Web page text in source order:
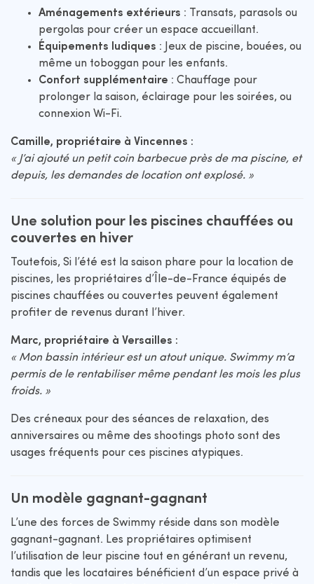
Aménagements extérieurs : Transats, parasols ou
pergolas pour créer un espace accueillant.
Équipements ludiques : Jeux de piscine, bouées, ou
même un toboggan pour les enfants.
Confort supplémentaire : Chauffage pour
prolonger la saison, éclairage pour les soirées, ou
connexion Wi-Fi.
Camille, propriétaire à Vincennes :
« J’ai ajouté un petit coin barbecue près de ma piscine, et
depuis, les demandes de location ont explosé. »
Une solution pour les piscines chauffées ou
couvertes en hiver
Toutefois, Si l’été est la saison phare pour la location de
piscines, les propriétaires d’Île-de-France équipés de
piscines chauffées ou couvertes peuvent également
profiter de revenus durant l’hiver.
Marc, propriétaire à Versailles :
« Mon bassin intérieur est un atout unique. Swimmy m’a
permis de le rentabiliser même pendant les mois les plus
froids. »
Des créneaux pour des séances de relaxation, des
anniversaires ou même des shootings photo sont des
usages fréquents pour ces piscines atypiques.
Un modèle gagnant-gagnant
L’une des forces de Swimmy réside dans son modèle
gagnant-gagnant. Les propriétaires optimisent
l’utilisation de leur piscine tout en générant un revenu,
tandis que les locataires bénéficient d’un espace privé à